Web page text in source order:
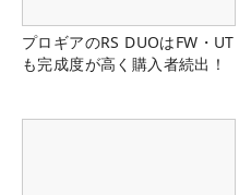
プロギアのRS DUOはFW・UT
も完成度が高く購入者続出！